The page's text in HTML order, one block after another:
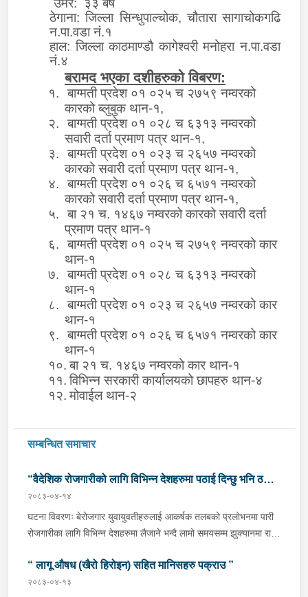
उमेर: ३३ बर्ष
ठेगाना: जिल्लासिन्धुपाल्चोक,चौतारा सागाचोकगढि
न.पा.वडा नं.१
हाल: जिल्ला काठमाण्डौ कागेश्वरी मनोहरा न.पा.वडा
नं.४
बरामद भएका दशीहरुको विबरण:
१.
बाग्मती प्रदेश ०१ ०२५ च २७५९ नम्वरको
कारको ब्लुबुक थान-१,
२.
बाग्मती प्रदेश ०१ ०२८ च ६३१३ नम्वरको
सवारी दर्ता प्रमाण पत्र थान-१,
३.
बाग्मती प्रदेश ०१ ०२३ च २६५७ नम्वरको
कारको सवारी दर्ता प्रमाण पत्र थान-१,
४.
बाग्मती प्रदेश ०१ ०२६ च ६५७१ नम्वरको
कारको सवारी दर्ता प्रमाण पत्र थान-१,
५.
बा २१ च. १४६७ नम्वरको कारको सवारी दर्ता
प्रमाण पत्र थान-१
६.
बाग्मती प्रदेश ०१ ०२५ च २७५९ नम्वरको कार
थान-१
७.
बाग्मती प्रदेश ०१ ०२८ च ६३१३ नम्वरको
थान-१
८.
बाग्मती प्रदेश ०१ ०२३ च २६५७ नम्वरको कार
थान-१
९.
बाग्मती प्रदेश ०१ ०२६ च ६५७१ नम्वरको कार
थान-१
१०. बा २१ च. १४६७ नम्वरको कार थान-१
११. विभिन्न सरकारी कार्यालयको छापहरु थान-४
१२. मोवाईल थान-२
सम्बन्धित समाचार
“वैदेशिक रोजगारीको लागि विभिन्न देशहरुमा पठाई दिन्छु भनि ठगी
गर्ने व्यक्तिहरु पक्राउ"
२०८३-०४-१४
घटना विवरणः बेरोजगार युवायुवतीहरुलाई आकर्षक तलबको प्रलोभनमा पारी
रोजगारीका लागि विभिन्न देशहरुमा लैजाने भन्दै लामो समयसम्म झुक्यानमा राखि
अनुसन्धान हुँदा विदेश पठाउने भनि ठगी गर्ने निम्न प्रतिवादीहरुलाई काठमाडौं
उपत्यकाका विभिन्न स्थानहरुबाट पक्राउ गरी थप अनुसन्धान तथा आवश्यक
“ लागू औषध (खैरो हिरोइन) सहित मानिसहरु पक्राउ ”
२०८३-०४-१३